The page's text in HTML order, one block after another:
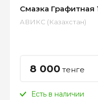
Смазка Графитная
АВИКС (Казахстан)
8 000 тенге
Есть в наличии